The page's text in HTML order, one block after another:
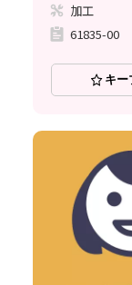
加工
61835-00
キー